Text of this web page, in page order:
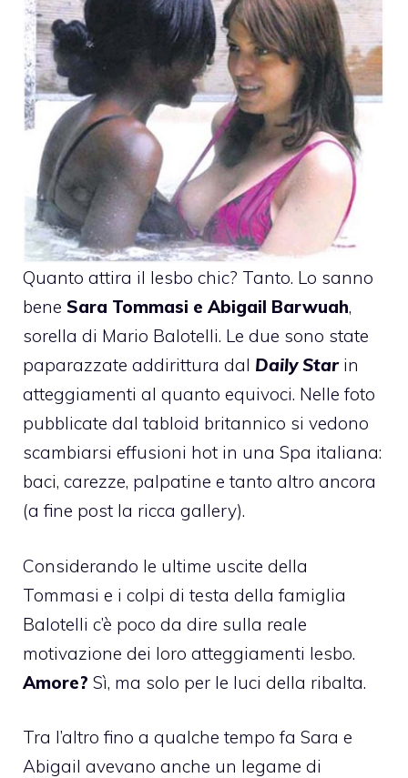
Quanto attira il lesbo chic? Tanto. Lo sanno
bene Sara Tommasi e Abigail Barwuah,
sorella di Mario Balotelli. Le due sono state
paparazzate addirittura dal Daily Starin
atteggiamenti al quanto equivoci. Nelle foto
pubblicate dal tabloid britannico si vedono
scambiarsi effusioni hot in una Spa italiana:
baci, carezze, palpatine e tanto altro ancora
(a fine post la ricca gallery).
Considerando le ultime uscite della
Tommasi e i colpi di testa della famiglia
Balotelli c’è poco da dire sulla reale
motivazione dei loro atteggiamenti lesbo.
Amore? Sì, ma solo per le luci della ribalta.
Tra l’altro fino a qualche tempo fa Sara e
Abigail avevano anche un legame di